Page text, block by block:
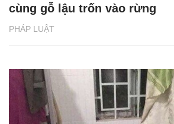
PHÁP LUẬT
cùng gỗ lậu trốn vào rừng